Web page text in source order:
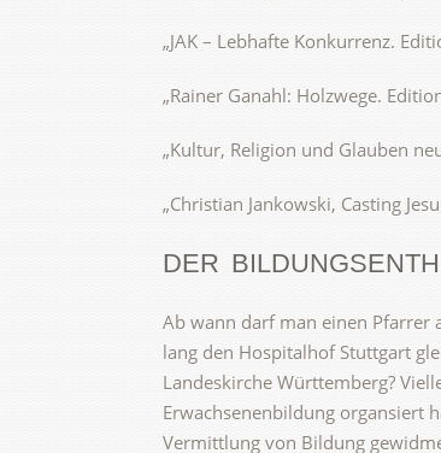
„JAK – Lebhafte Konkurrenz.
„Rainer Ganahl: Holzwege.
„Kultur, Religion und Glauben
„Christian Jankowski, Casting
DER
Ab wann darf man einen Pfarrer
lang den Hospitalhof Stuttgart
Landeskirche Württemberg?
Erwachsenenbildung organsiert
Vermittlung von Bildung